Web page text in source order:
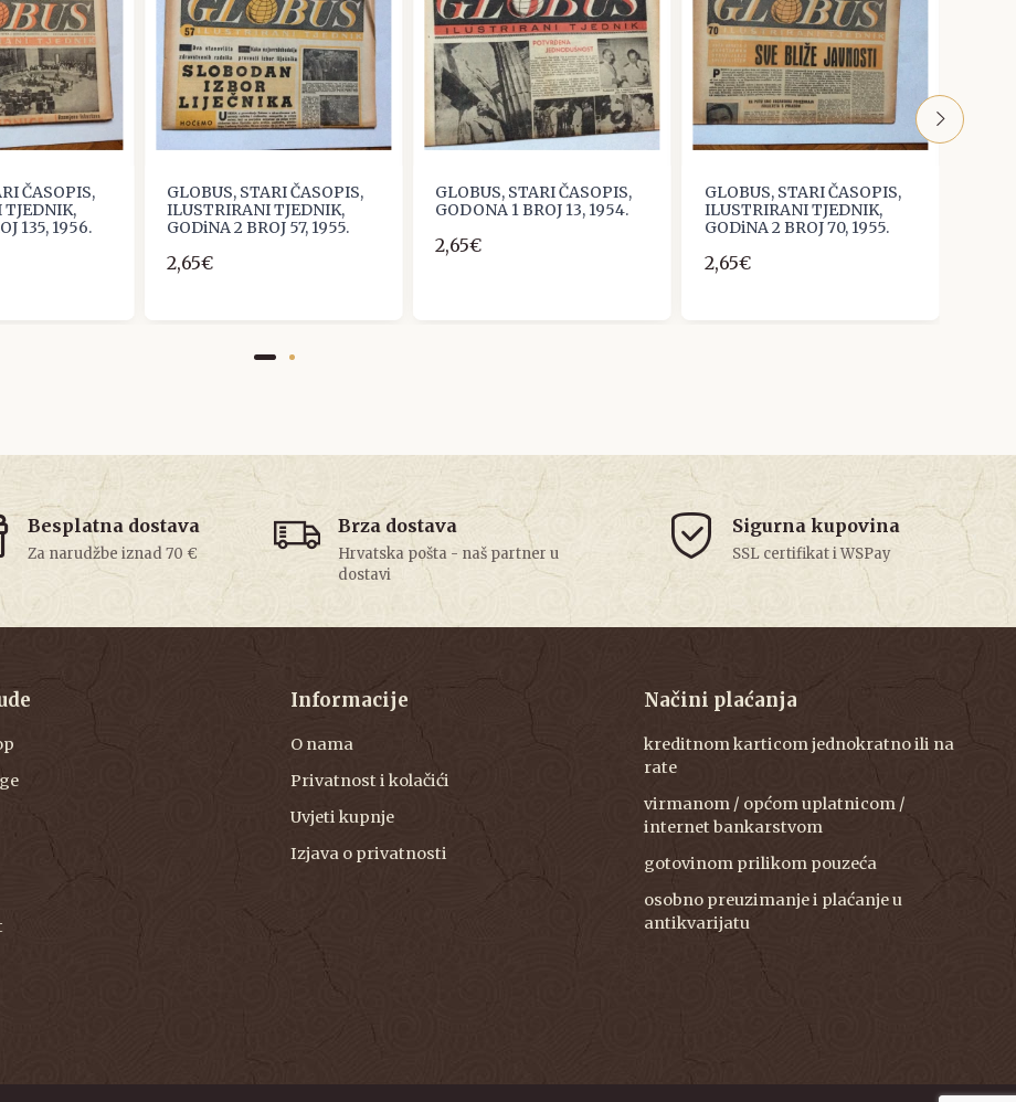
ČASOPIS,
135, 1956.
GLOBUS, STARI ČASOPIS,
ILUSTRIRANI TJEDNIK,
GODiNA 2 BROJ 57, 1955.
2,65€
GLOBUS, STARI ČASOPIS,
GODONA 1 BROJ 13, 1954.
2,65€
GLOBUS, STARI ČASOPIS,
ILUSTRIRANI TJEDNIK,
GODiNA 2 BROJ 70, 1955.
2,65€
Besplatna dostava
Za narudžbe iznad 70 €
Brza dostava
Hrvatska pošta - naš partner u
dostavi
Sigurna kupovina
SSL certifikat i WSPay
Informacije
O nama
Privatnost i kolačići
Uvjeti kupnje
Izjava o privatnosti
Načini plaćanja
kreditnom karticom jednokratno ili na
rate
virmanom / općom uplatnicom /
internet bankarstvom
gotovinom prilikom pouzeća
osobno preuzimanje i plaćanje u
antikvarijatu